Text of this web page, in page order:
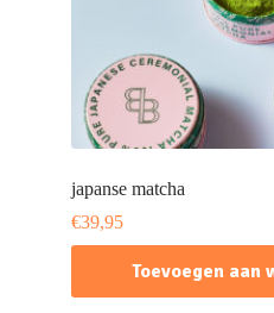
japanse matcha
€39,95
Toevoegen aan